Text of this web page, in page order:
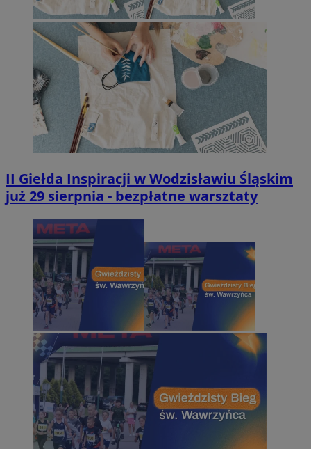
II Giełda Inspiracji w Wodzisławiu Śląskim
już 29 sierpnia - bezpłatne warsztaty